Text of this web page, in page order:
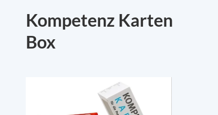
Kompetenz Karten
Box